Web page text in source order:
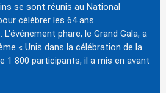
se sont réunis au National
célébrer les 64 ans
phare, le Grand Gala, a
« Unis dans la célébration de la
1 800 participants, il a mis en avant